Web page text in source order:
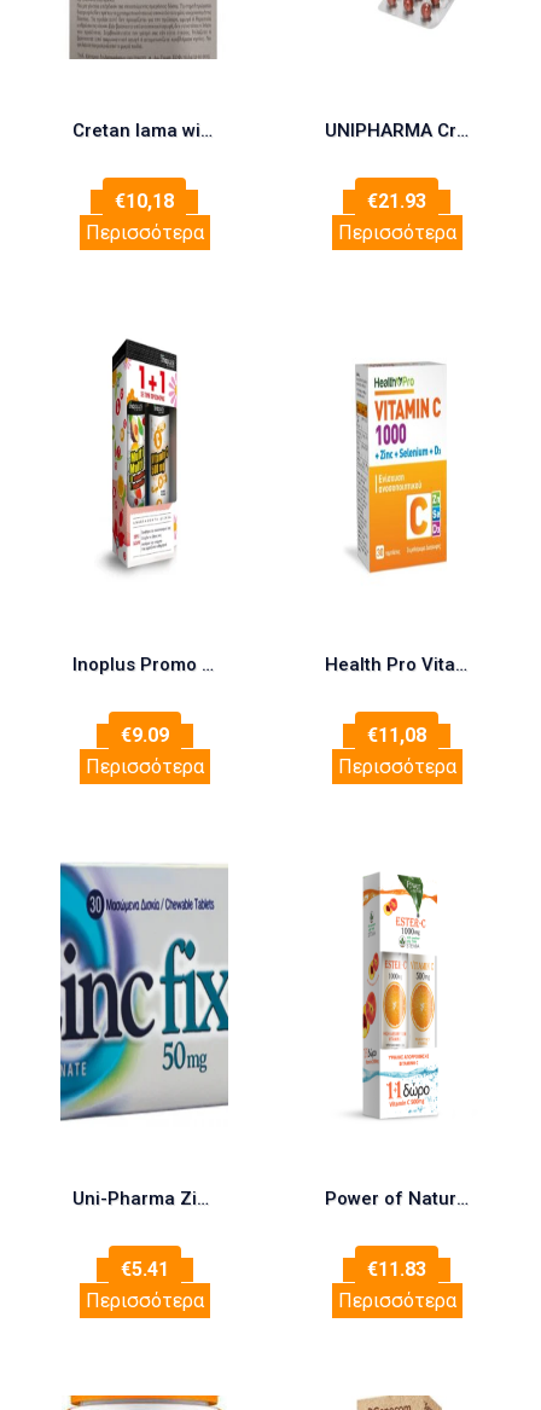
Cretan Iama with Vitamin D3, 14 Softgels
€10,18
Περισσότερα
UNIPHARMA Cranfix Cranberry 60 Μαλακές Κάψουλες
€21.93
Περισσότερα
Inoplus Promo Multi Multi 10 Vitamins 7 Minerals Πολυβιταμίνες, 20 eff.tabs & Vitamin C 500mg, 20 eff.tabs
€9.09
Περισσότερα
Health Pro Vitamin C 1000mg+Zinc+Selenium+D3, 30tabs
€11,08
Περισσότερα
Uni-Pharma Zinc Fix 50mg για την Τόνωση του Ανοσοποιητικού Συστήματος, 30chew.tabs
€5.41
Περισσότερα
Power of Nature Vitamin Ester-C 1000mg με Στέβια 24 eff tabs & Δώρο Vitamin C 500mg Πορτοκάλι 20eff tabs
€11.83
Περισσότερα